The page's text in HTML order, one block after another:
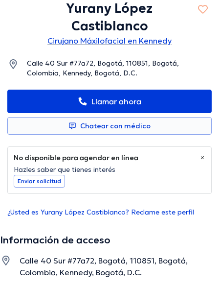
Yurany López
Castiblanco
Cirujano Máxilofacial en Kennedy
Calle 40 Sur #77a72, Bogotá, 110851, Bogotá,
Colombia, Kennedy, Bogotá, D.C.
Llamar ahora
Chatear con médico
No disponible para agendar en línea
Hazles saber que tienes interés
Enviar solicitud
¿Usted es Yurany López Castiblanco? Reclame este perfil
Información de acceso
Calle 40 Sur #77a72, Bogotá, 110851, Bogotá,
Colombia, Kennedy, Bogotá, D.C.